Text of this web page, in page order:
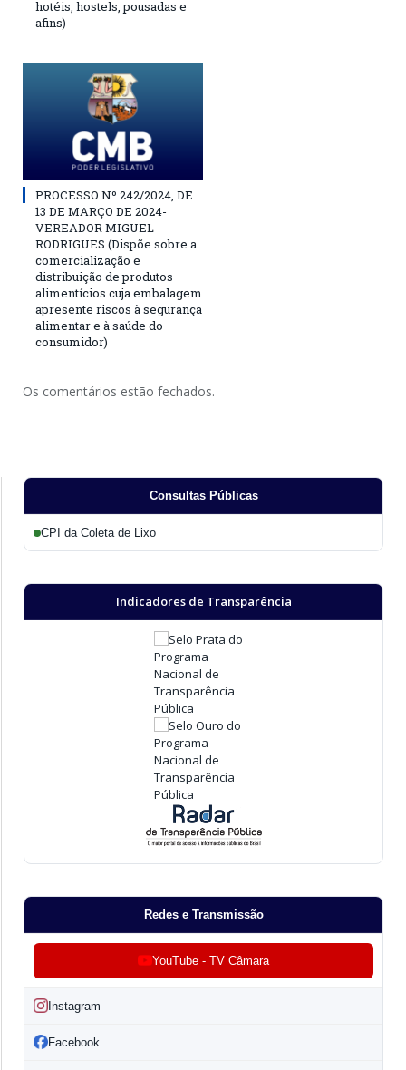
hotéis, hostels, pousadas e
afins)
PROCESSO Nº 242/2024, DE
13 DE MARÇO DE 2024-
VEREADOR MIGUEL
RODRIGUES (Dispõe sobre a
comercialização e
distribuição de produtos
alimentícios cuja embalagem
apresente riscos à segurança
alimentar e à saúde do
consumidor)
Os comentários estão fechados.
Consultas Públicas
CPI da Coleta de Lixo
Indicadores de Transparência
Redes e Transmissão
YouTube - TV Câmara
Instagram
Facebook